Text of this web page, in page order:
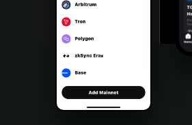
Português (Brasil)
Español (Argentina)